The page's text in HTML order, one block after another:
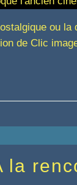
ou
de Clic
la